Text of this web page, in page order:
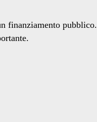
finanziamento pubblico.